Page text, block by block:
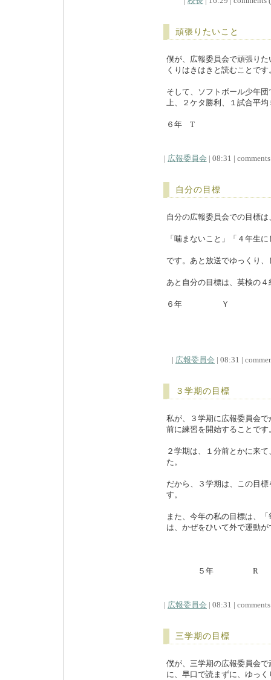
頑張りたいこと
僕が、広報委員会で頑張り
くりはきはきと読むことです
そして、ソフトボール少年
上、２ケタ勝利、１試合平
６年 T
| 広報委員会 | 08:31 |
自分の目標
自分の広報委員会での目標は
「噛まないこと」「４年生
です。あと放送でゆっくり
あと自分の目標は、英検の
６年 Ｙ
| 広報委員会 | 08:31 |
３学期の目標
私が、３学期に広報委員会
前に練習を開始することです
２学期は、１分前とかに来
た。
だから、３学期は、この目
す。
また、今年の私の目標は、
は、かぜをひいて外で運動
５年 R
| 広報委員会 | 08:31 |
三学期の目標
僕が、三学期の広報委員会
に、早口で読まずに、ゆっ